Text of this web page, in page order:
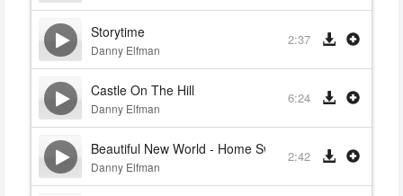
Storytime
Danny Elfman
2:37
Castle On The Hill
Danny Elfman
6:24
Beautiful New World - Home Sweet Home
Danny Elfman
2:42